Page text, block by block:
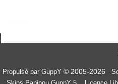
Propulsé par GuppY © 2005-2026